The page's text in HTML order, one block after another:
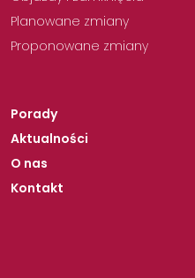
Planowane zmiany
Proponowane zmiany
Porady
Aktualności
O nas
Kontakt